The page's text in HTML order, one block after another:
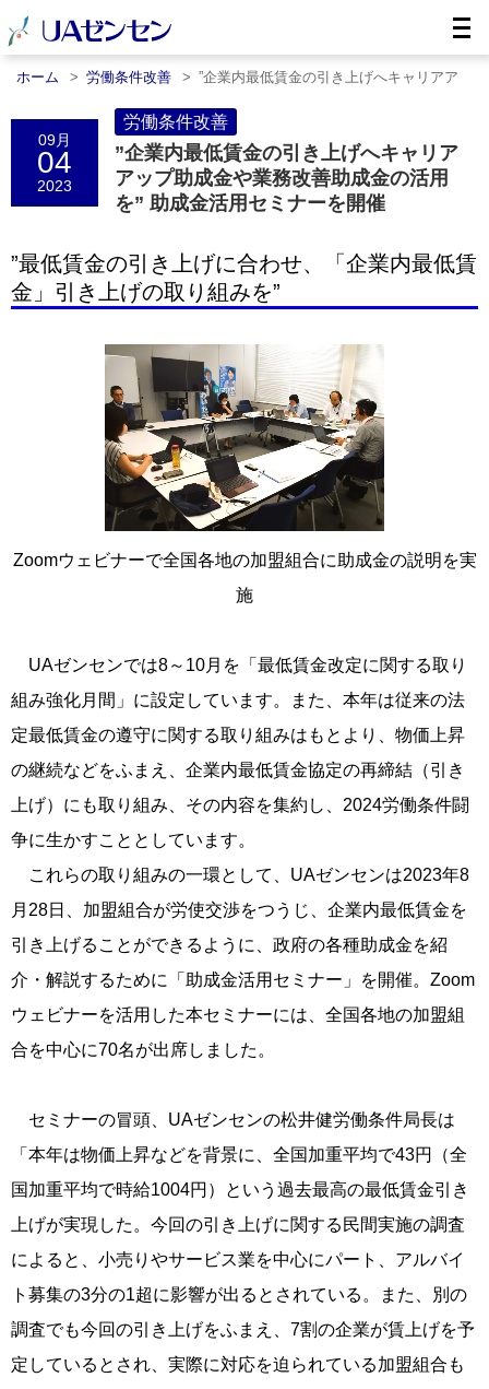
ホーム 労働条件改善
”企業内最低賃金の引き上げへキャリアア
09月
04
2023
労働条件改善
”企業内最低賃金の引き上げへキャリア
アップ助成金や業務改善助成金の活用
を” 助成金活用セミナーを開催
”最低賃金の引き上げに合わせ、「企業内最低賃
金」引き上げの取り組みを”
Zoomウェビナーで全国各地の加盟組合に助成金の説明を実
施
UAゼンセンでは8～10月を「最低賃金改定に関する取り
組み強化月間」に設定しています。また、本年は従来の法
定最低賃金の遵守に関する取り組みはもとより、物価上昇
の継続などをふまえ、企業内最低賃金協定の再締結（引き
上げ）にも取り組み、その内容を集約し、2024労働条件闘
争に生かすこととしています。
これらの取り組みの一環として、UAゼンセンは2023年8
月28日、加盟組合が労使交渉をつうじ、企業内最低賃金を
引き上げることができるように、政府の各種助成金を紹
介・解説するために「助成金活用セミナー」を開催。Zoom
ウェビナーを活用した本セミナーには、全国各地の加盟組
合を中心に70名が出席しました。
セミナーの冒頭、UAゼンセンの松井健労働条件局長は
「本年は物価上昇などを背景に、全国加重平均で43円（全
国加重平均で時給1004円）という過去最高の最低賃金引き
上げが実現した。今回の引き上げに関する民間実施の調査
によると、小売りやサービス業を中心にパート、アルバイ
ト募集の3分の1超に影響が出るとされている。また、別の
調査でも今回の引き上げをふまえ、7割の企業が賃上げを予
定しているとされ、実際に対応を迫られている加盟組合も